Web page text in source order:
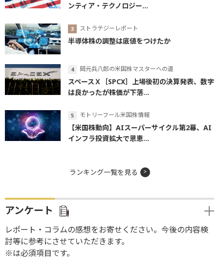
ンティア・テクノロジー...
ストラテジーレポート
半導体株の調整は底値をつけたか
岡元兵八郎の米国株マスターへの道
スペースＸ［SPCX］上場後初の決算発表、数字
は良かったが株価が下落...
モトリーフール米国株情報
【米国株動向】AIスーパーサイクル第2幕、AI
インフラ投資拡大で恩恵...
ランキング一覧を見る
アンケート
レポート・コラムの感想をお寄せください。今後の内容検
討等に参考にさせていただきます。
※は必須項目です。